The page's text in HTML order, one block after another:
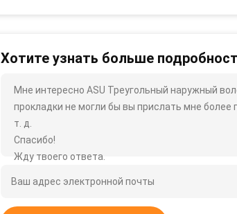
Хотите узнать больше
Мне интересно ASU Треугольный наружный
прокладки не могли бы вы прислать мне
т. д.
Спасибо!
Жду твоего ответа.